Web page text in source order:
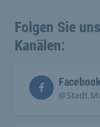
Folgen Sie
Kanälen:
Facebook